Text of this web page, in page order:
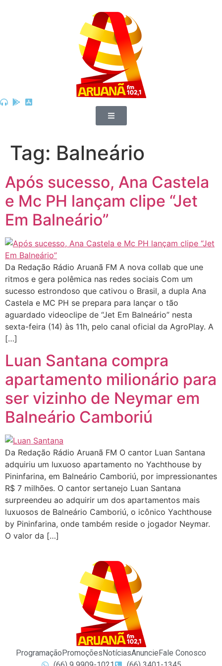
Tag: Balneário
Após sucesso, Ana Castela
e Mc PH lançam clipe “Jet
Em Balneário”
Da Redação Rádio Aruanã FM A nova collab que une
ritmos e gera polêmica nas redes sociais Com um
sucesso estrondoso que cativou o Brasil, a dupla Ana
Castela e MC PH se prepara para lançar o tão
aguardado videoclipe de “Jet Em Balneário” nesta
sexta-feira (14) às 11h, pelo canal oficial da AgroPlay. A
[…]
Luan Santana compra
apartamento milionário para
ser vizinho de Neymar em
Balneário Camboriú
Da Redação Rádio Aruanã FM O cantor Luan Santana
adquiriu um luxuoso apartamento no Yachthouse by
Pininfarina, em Balneário Camboriú, por impressionantes
R$ 7 milhões. O cantor sertanejo Luan Santana
surpreendeu ao adquirir um dos apartamentos mais
luxuosos de Balneário Camboriú, o icônico Yachthouse
by Pininfarina, onde também reside o jogador Neymar.
O valor da […]
ProgramaçãoPromoçõesNotíciasAnuncieFale Conosco